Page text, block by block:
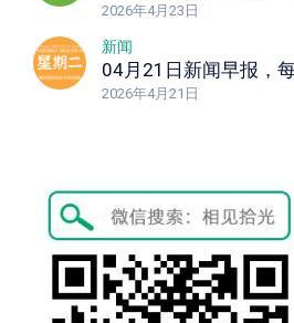
2026年4月23日
新闻
2026年4月21日